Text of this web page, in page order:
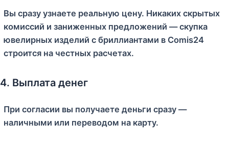
Вы сразу узнаете реальную цену. Никаких скрытых
комиссий и заниженных предложений — скупка
ювелирных изделий с бриллиантами в Comis24
строится на честных расчетах.
4. Выплата денег
При согласии вы получаете деньги сразу —
наличными или переводом на карту.